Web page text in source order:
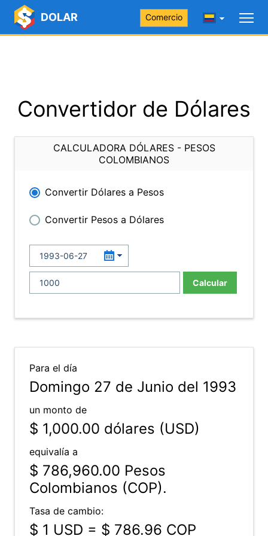
DOLAR Comercio
Convertidor de Dólares
CALCULADORA DÓLARES - PESOS
COLOMBIANOS
Convertir Dólares a Pesos
Convertir Pesos a Dólares
Calcular
Para el día
Domingo 27 de Junio del 1993
un monto de
$ 1,000.00 dólares (USD)
equivalía a
$ 786,960.00 Pesos
Colombianos (COP).
Tasa de cambio:
$ 1 USD = $ 786.96 COP